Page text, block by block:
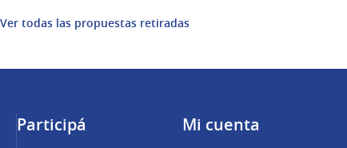
Ver todas las propuestas retiradas
Participá Mi cuenta